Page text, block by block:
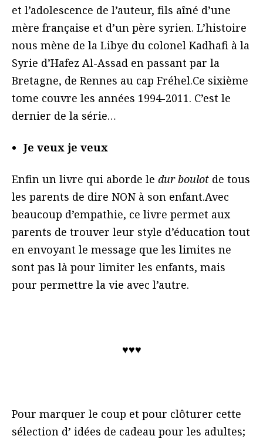
et l’adolescence de l’auteur, fils aîné d’une
mère française et d’un père syrien. L’histoire
nous mène de la Libye du colonel Kadhafi à la
Syrie d’Hafez Al-Assad en passant par la
Bretagne, de Rennes au cap Fréhel.Ce sixième
tome couvre les années 1994-2011. C’est le
dernier de la série…
Je veux je veux
Enfin un livre qui aborde le dur boulot de tous
les parents de dire NON à son enfant.Avec
beaucoup d’empathie, ce livre permet aux
parents de trouver leur style d’éducation tout
en envoyant le message que les limites ne
sont pas là pour limiter les enfants, mais
pour permettre la vie avec l’autre.
♥♥♥
Pour marquer le coup et pour clôturer cette
sélection d’ idées de cadeau pour les adultes;